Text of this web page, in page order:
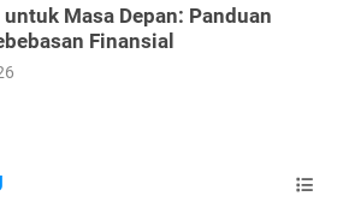
Masa Depan: Panduan
Finansial